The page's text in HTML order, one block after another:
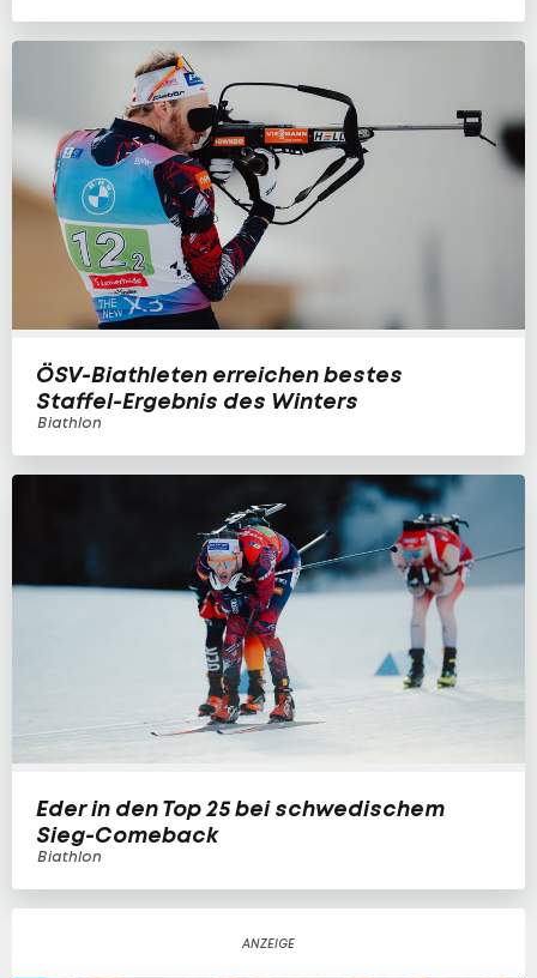
ÖSV-Biathleten erreichen bestes
Staffel-Ergebnis des Winters
Biathlon
Eder in den Top 25 bei schwedischem
Sieg-Comeback
Biathlon